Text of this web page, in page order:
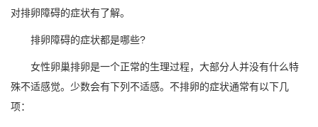
对排卵障碍的症状有了解。
排卵障碍的症状都是哪些?
女性卵巢排卵是一个正常的生理过程，大部分人并没有什么特
殊不适感觉。少数会有下列不适感。不排卵的症状通常有以下几
项：